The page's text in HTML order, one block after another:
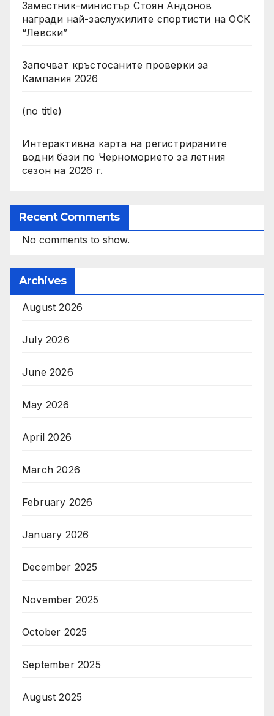
Заместник-министър Стоян Андонов
награди най-заслужилите спортисти на ОСК
“Левски”
Започват кръстосаните проверки за
Кампания 2026
(no title)
Интерактивна карта на регистрираните
водни бази по Черноморието за летния
сезон на 2026 г.
Recent Comments
No comments to show.
Archives
August 2026
July 2026
June 2026
May 2026
April 2026
March 2026
February 2026
January 2026
December 2025
November 2025
October 2025
September 2025
August 2025